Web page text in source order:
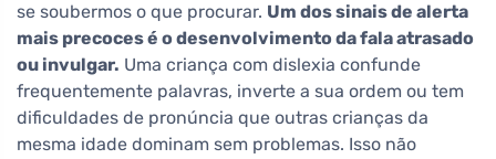
se soubermos o que procurar. Um dos sinais de alerta
mais precoces é o desenvolvimento da fala atrasado
ou invulgar. Uma criança com dislexia confunde
frequentemente palavras, inverte a sua ordem ou tem
dificuldades de pronúncia que outras crianças da
mesma idade dominam sem problemas. Isso não